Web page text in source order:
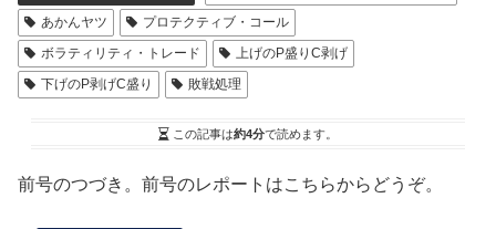
あかんヤツ
プロテクティブ・コール
ボラティリティ・トレード
上げのP盛りC剥げ
下げのP剥げC盛り
敗戦処理
この記事は約4分で読めます。
前号のつづき。前号のレポートはこちらからどうぞ。